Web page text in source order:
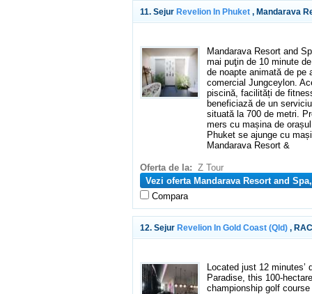
11. Sejur Revelion In Phuket , Mandarava
Mandarava Resort and
mai puţin de 10 minute
de noapte animată de pe
comercial Jungceylon.
piscină, facilități de
beneficiază de un
situată la 700 de metri.
mers cu mașina de
Phuket se ajunge cu
Mandarava Resort &
Oferta de la: Z Tour
Vezi oferta Mandarava Resort and
Compara
12. Sejur Revelion In Gold Coast (qld) ,
Located just 12
Paradise, this 100-
championship golf